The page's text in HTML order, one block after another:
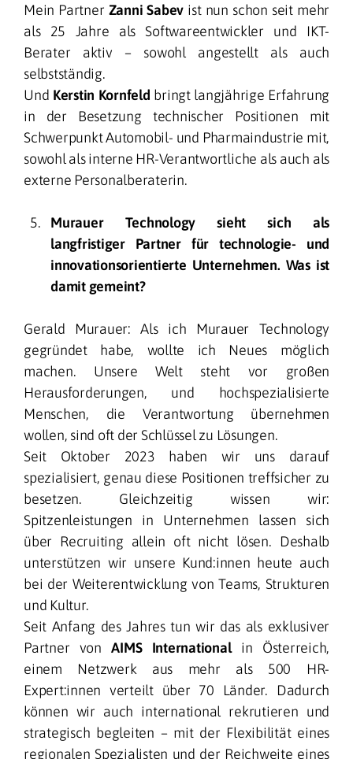
Mein Partner Zanni Sabev ist nun schon seit mehr
als 25 Jahre als Softwareentwickler und IKT-
Berater aktiv – sowohl angestellt als auch
selbstständig.
Und Kerstin Kornfeld bringt langjährige Erfahrung
in der Besetzung technischer Positionen mit
Schwerpunkt Automobil- und Pharmaindustrie mit,
sowohl als interne HR-Verantwortliche als auch als
externe Personalberaterin.
Murauer Technology sieht sich als
langfristiger Partner für technologie- und
innovationsorientierte Unternehmen. Was ist
damit gemeint?
Gerald Murauer: Als ich Murauer Technology
gegründet habe, wollte ich Neues möglich
machen. Unsere Welt steht vor großen
Herausforderungen, und hochspezialisierte
Menschen, die Verantwortung übernehmen
wollen, sind oft der Schlüssel zu Lösungen.
Seit Oktober 2023 haben wir uns darauf
spezialisiert, genau diese Positionen treffsicher zu
besetzen. Gleichzeitig wissen wir:
Spitzenleistungen in Unternehmen lassen sich
über Recruiting allein oft nicht lösen. Deshalb
unterstützen wir unsere Kund:innen heute auch
bei der Weiterentwicklung von Teams, Strukturen
und Kultur.
Seit Anfang des Jahres tun wir das als exklusiver
Partner vonAIMS Internationalin Österreich,
einem Netzwerk aus mehr als 500 HR-
Expert:innen verteilt über 70 Länder. Dadurch
können wir auch international rekrutieren und
strategisch begleiten – mit der Flexibilität eines
regionalen Spezialisten und der Reichweite eines